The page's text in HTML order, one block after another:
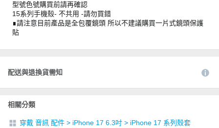
型號色號購買前請再確認
15系列手機殼- 不共用 -請勿買錯
∎請注意目前產品是全包覆鏡頭 所以不建議購買一片式鏡頭保護
貼
配送與退換貨需知
相關分類
穿戴 音訊 配件 > iPhone 17 6.3吋 > iPhone 17 系列殼套